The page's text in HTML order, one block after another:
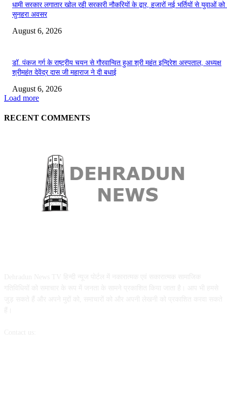
धामी सरकार लगातार खोल रही सरकारी नौकरियों के द्वार, हजारों नई भर्तियों से युवाओं को
सुनहरा अवसर
August 6, 2026
डॉ. पंकज गर्ग के राष्ट्रीय चयन से गौरवान्वित हुआ श्री महंत इन्दिरेश अस्पताल, अध्यक्ष
श्रीमहंत देवेंद्र दास जी महाराज ने दी बधाई
August 6, 2026
Load more
RECENT COMMENTS